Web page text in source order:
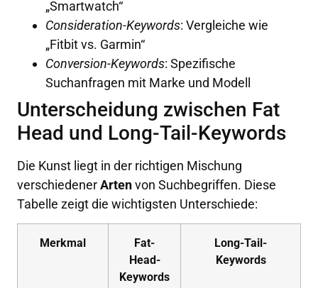
„Smartwatch“
Consideration-Keywords: Vergleiche wie
„Fitbit vs. Garmin“
Conversion-Keywords: Spezifische
Suchanfragen mit Marke und Modell
Unterscheidung zwischen Fat
Head und Long-Tail-Keywords
Die Kunst liegt in der richtigen Mischung
verschiedenerArtenvon Suchbegriffen. Diese
Tabelle zeigt die wichtigsten Unterschiede:
Merkmal
Fat-
Head-
Keywords
Long-Tail-
Keywords